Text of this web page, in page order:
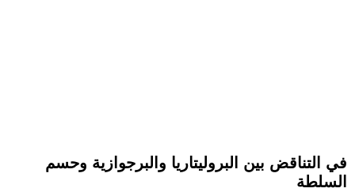
في التناقض بين البروليتاريا والبرجوازية وحسم
السلطة